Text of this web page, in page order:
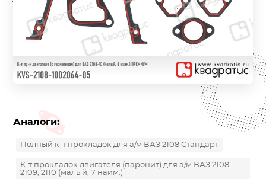
Аналоги:
Полный к-т прокладок для а/м ВАЗ 2108 Стандарт
К-т прокладок двигателя (паронит) для а/м ВАЗ 2108,
2109, 2110 (малый, 7 наим.)